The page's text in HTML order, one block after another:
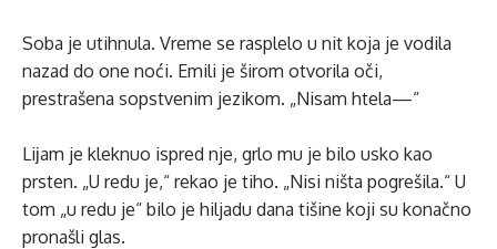
Soba je utihnula. Vreme se rasplelo u nit koja je vodila
nazad do one noći. Emili je širom otvorila oči,
prestrašena sopstvenim jezikom. „Nisam htela—“
Liјam je kleknuo ispred nje, grlo mu je bilo usko kao
prsten. „U redu je,“ rekao je tiho. „Nisi ništa pogrešila.“ U
tom „u redu je“ bilo je hiljadu dana tišine koji su konačno
pronašli glas.